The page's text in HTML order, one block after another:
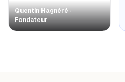
Quentin Hagnéré ·
Fondateur